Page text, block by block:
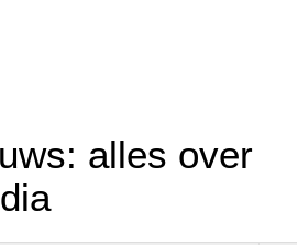
alles over